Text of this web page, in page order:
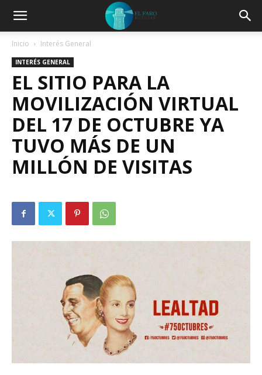
Inicio Interés General
INTERÉS GENERAL
EL SITIO PARA LA
MOVILIZACIÓN VIRTUAL
DEL 17 DE OCTUBRE YA
TUVO MÁS DE UN
MILLÓN DE VISITAS